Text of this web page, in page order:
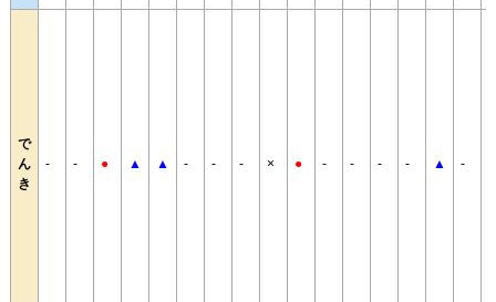
で
ん
き
- - ● ▲ ▲ - - - × ● - - - - ▲ -